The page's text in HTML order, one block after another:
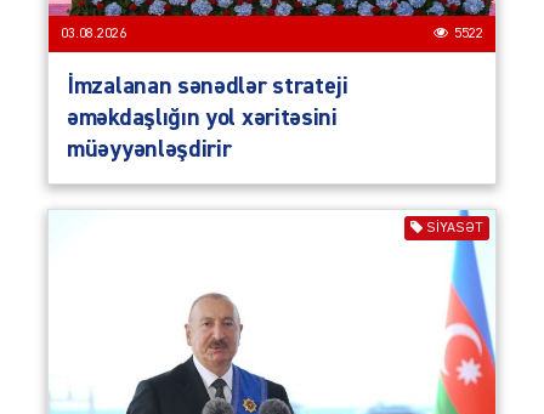
03.08.2026 5522
İmzalanan sənədlər strateji
əməkdaşlığın yol xəritəsini
müəyyənləşdirir
SIYASƏT